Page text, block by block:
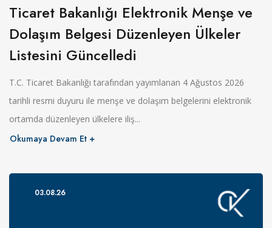
Ticaret Bakanlığı Elektronik Menşe ve
Dolaşım Belgesi Düzenleyen Ülkeler
Listesini Güncelledi
T.C. Ticaret Bakanlığı tarafından yayımlanan 4 Ağustos 2026
tarihli resmi duyuru ile menşe ve dolaşım belgelerini elektronik
ortamda düzenleyen ülkelere iliş...
Okumaya Devam Et
03.08.26